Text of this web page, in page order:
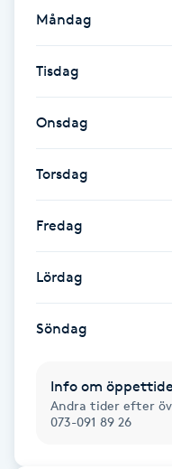
Healing
Måndag
Tisdag
Onsdag
Torsdag
Fredag
Lördag
Söndag
Info om
Andra tider efter
073-091 89 26